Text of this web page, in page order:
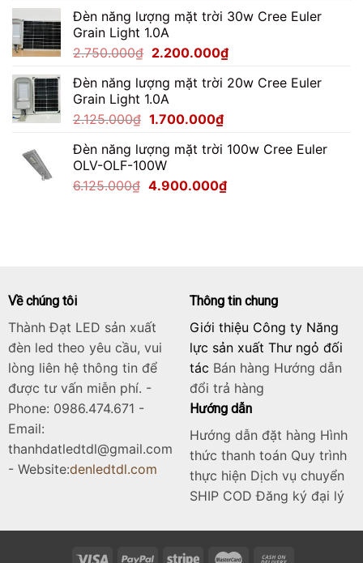
là:
4.487.500₫.
tại
3.590.000₫.
Đèn năng lượng mặt trời 30w Cree Euler
Grain Light 1.0A
2.750.000₫ Giá
là:
2.750.000₫.
2.200.000₫Giá
tại
Đèn năng lượng mặt trời 20w Cree Euler
Grain Light 1.0A
2.125.000₫ Giá
là:
2.125.000₫.
1.700.000₫Giá
tại
1.700.000₫.
Đèn năng lượng mặt trời 100w Cree Euler
OLV-OLF-100W
6.125.000₫ Giá
4.900.000₫Giá
Về chúng tôi
Thành Đạt LED sản xuất
đèn led theo yêu cầu, vui
lòng liên hệ thông tin để
được tư vấn miễn phí. -
Phone: 0986.474.671 -
Email:
thanhdatledtdl@gmail.com
- Website:denledtdl.com
Thông tin chung
Giới thiệu Công ty Năng
lực sản xuất Thư ngỏ đối
tác Bán hàng Hướng dẫn
đổi trả hàng
Hướng dẫn
Hướng dẫn đặt hàng Hình
thức thanh toán Quy trình
thực hiện Dịch vụ chuyển
SHIP COD Đăng ký đại lý